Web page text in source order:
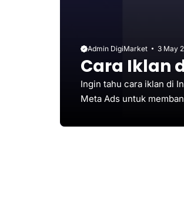
Admin DigiMarket 3 May
Cara Iklan
Ingin tahu cara iklan di
Meta Ads untuk